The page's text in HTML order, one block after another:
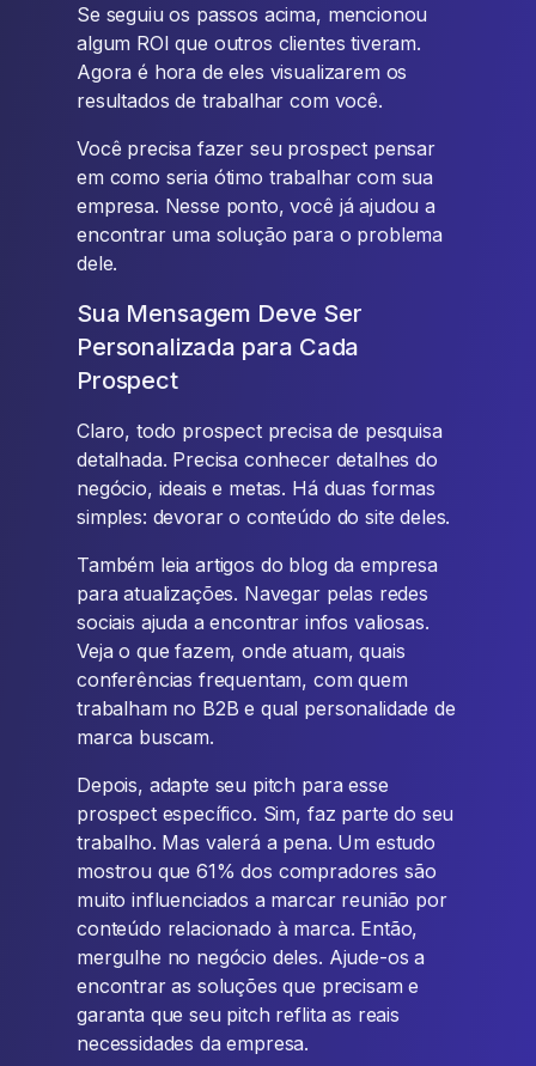
Se seguiu os passos acima, mencionou
algum ROI que outros clientes tiveram.
Agora é hora de eles visualizarem os
resultados de trabalhar com você.
Você precisa fazer seu prospect pensar
em como seria ótimo trabalhar com sua
empresa. Nesse ponto, você já ajudou a
encontrar uma solução para o problema
dele.
Sua Mensagem Deve Ser
Personalizada para Cada
Prospect
Claro, todo prospect precisa de pesquisa
detalhada. Precisa conhecer detalhes do
negócio, ideais e metas. Há duas formas
simples: devorar o conteúdo do site deles.
Também leia artigos do blog da empresa
para atualizações. Navegar pelas redes
sociais ajuda a encontrar infos valiosas.
Veja o que fazem, onde atuam, quais
conferências frequentam, com quem
trabalham no B2B e qual personalidade de
marca buscam.
Depois, adapte seu pitch para esse
prospect específico. Sim, faz parte do seu
trabalho. Mas valerá a pena. Um estudo
mostrou que 61% dos compradores são
muito influenciados a marcar reunião por
conteúdo relacionado à marca. Então,
mergulhe no negócio deles. Ajude-os a
encontrar as soluções que precisam e
garanta que seu pitch reflita as reais
necessidades da empresa.